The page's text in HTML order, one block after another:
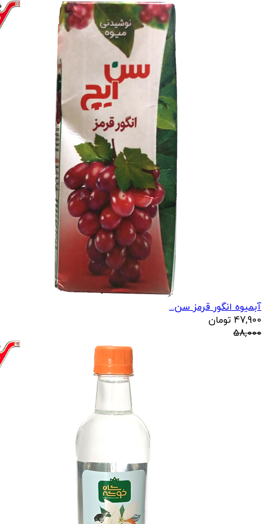
آبمیوه انگور قرمز سن...
47,900 تومان
58,000